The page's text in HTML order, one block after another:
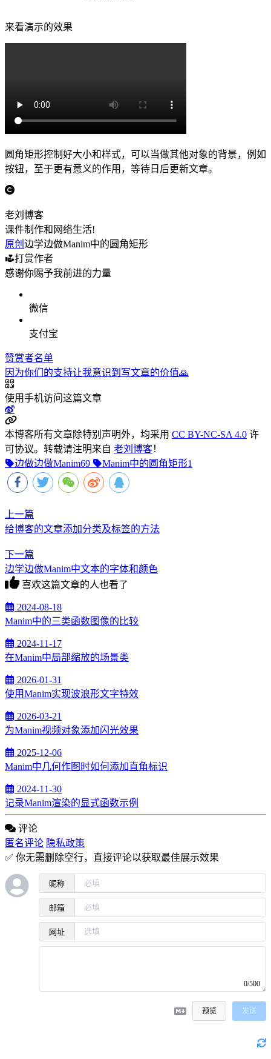
来看演示的效果
圆角矩形控制好大小和样式，可以当做其他对象的背景，例如
按钮，至于更有意义的作用，等待日后更新文章。
老刘博客
课件制作和网络生活!
原创 边学边做Manim中的圆角矩形
打赏作者
感谢你赐予我前进的力量
微信
支付宝
赞赏者名单
因为你们的支持让我意识到写文章的价值🙏
使用手机访问这篇文章
本博客所有文章除特别声明外，均采用 CC BY-NC-SA 4.0 许
可协议。转载请注明来自 老刘博客！
边做边做Manim69 Manim中的圆角矩形1
上一篇
给博客的文章添加分类及标签的方法
下一篇
边学边做Manim中文本的字体和颜色
喜欢这篇文章的人也看了
2024-08-18
Manim中的三类函数图像的比较
2024-11-17
在Manim中局部缩放的场景类
2026-01-31
使用Manim实现波浪形文字特效
2026-03-21
为Manim视频对象添加闪光效果
2025-12-06
Manim中几何作图时如何添加直角标识
2024-11-30
记录Manim渲染的显式函数示例
评论
匿名评论 隐私政策
✅ 你无需删除空行，直接评论以获取最佳展示效果
昵称
邮箱
网址
0/500
预览 发送